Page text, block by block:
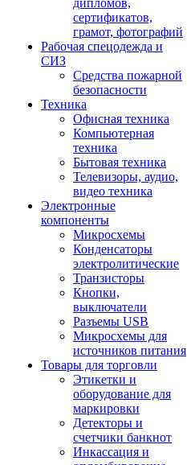
дипломов,
сертификатов,
грамот, фотографий
Рабочая спецодежда и
СИЗ
Средства пожарной
безопасности
Техника
Офисная техника
Компьютерная
техника
Бытовая техника
Телевизоры, аудио,
видео техника
Электронные
компоненты
Микросхемы
Конденсаторы
электролитические
Транзисторы
Кнопки,
выключатели
Разъемы USB
Микросхемы для
источников питания
Товары для торговли
Этикетки и
оборудование для
маркировки
Детекторы и
счетчики банкнот
Инкассация и